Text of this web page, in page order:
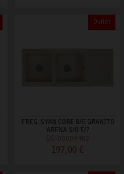
Outlet
FREG. SYAN CORE B/E GRANITO
ARENA S/O E/?
SC-00004402
197,00 €